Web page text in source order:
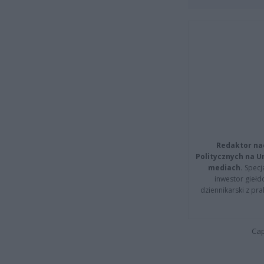
Redaktor
Politycznych na
mediach.
inwestor
dziennikarski z